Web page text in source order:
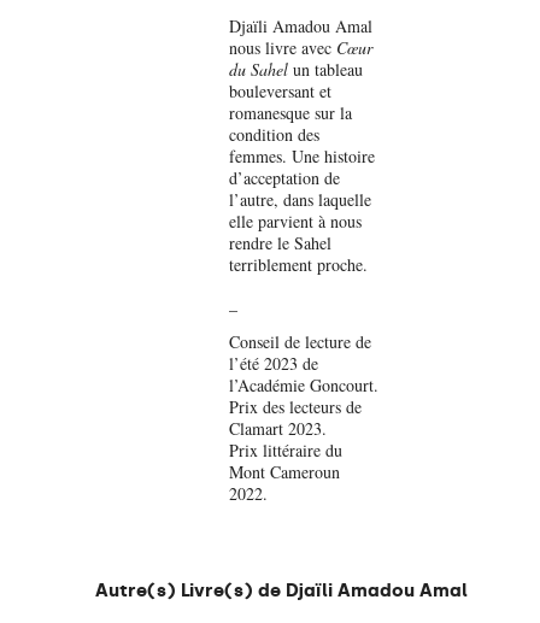
Djaïli Amadou Amal
nous livre avec Cœur
du Sahelun tableau
bouleversant et
romanesque sur la
condition des
femmes. Une histoire
d’acceptation de
l’autre, dans laquelle
elle parvient à nous
rendre le Sahel
terriblement proche.
Conseil de lecture de
l’été 2023 de
l’Académie Goncourt.
Prix des lecteurs de
Clamart 2023.
Prix littéraire du
Mont Cameroun
2022.
Autre(s) Livre(s) de Djaïli Amadou Amal